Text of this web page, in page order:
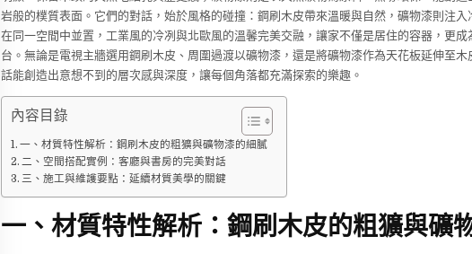
岩般的樸質表面。它們的對話，始於風格的碰撞：鋼刷木皮帶來溫暖與自然，礦物漆則注入
在同一空間中並置，工業風的冷冽與北歐風的溫馨完美交融，讓家不僅是居住的容器，更成
台。無論是電視主牆選用鋼刷木皮、周圍過渡以礦物漆，還是將礦物漆作為天花板延伸至
話能創造出意想不到的層次感與深度，讓每個角落都充滿探索的樂趣。
內容目錄
一、材質特性解析：鋼刷木皮的粗獷與礦物漆的細膩
二、空間搭配實例：客廳與書房的完美對話
三、施工與維護要點：延續材質美學的關鍵
一、材質特性解析：鋼刷木皮的粗獷與礦